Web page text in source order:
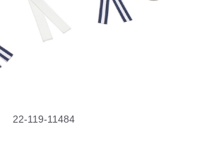
22-119-11484